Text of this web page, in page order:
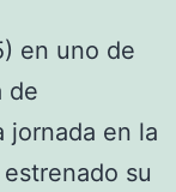
en uno de
de
jornada en la
su